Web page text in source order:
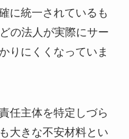
に統一されているも
の法人が実際にサー
りにくくなっていま
任主体を特定しづら
大きな不安材料とい